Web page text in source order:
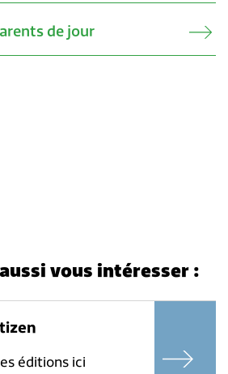
de jour
vous intéresser :
éditions ici